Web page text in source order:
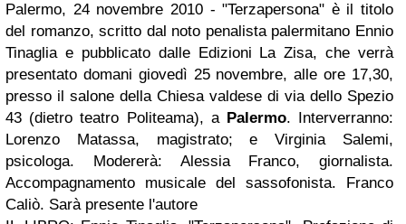
Palermo, 24 novembre 2010 - "Terzapersona" è il titolo
del romanzo, scritto dal noto penalista palermitano Ennio
Tinaglia e pubblicato dalle Edizioni La Zisa, che verrà
presentato domani giovedì 25 novembre, alle ore 17,30,
presso il salone della Chiesa valdese di via dello Spezio
43 (dietro teatro Politeama), a Palermo. Interverranno:
Lorenzo Matassa, magistrato; e Virginia Salemi,
psicologa. Modererà: Alessia Franco, giornalista.
Accompagnamento musicale del sassofonista. Franco
Caliò. Sarà presente l'autore